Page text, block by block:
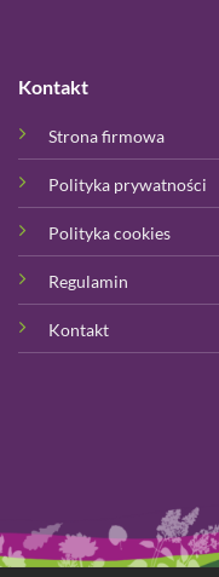
Kontakt
Strona firmowa
Polityka prywatności
Polityka cookies
Regulamin
Kontakt